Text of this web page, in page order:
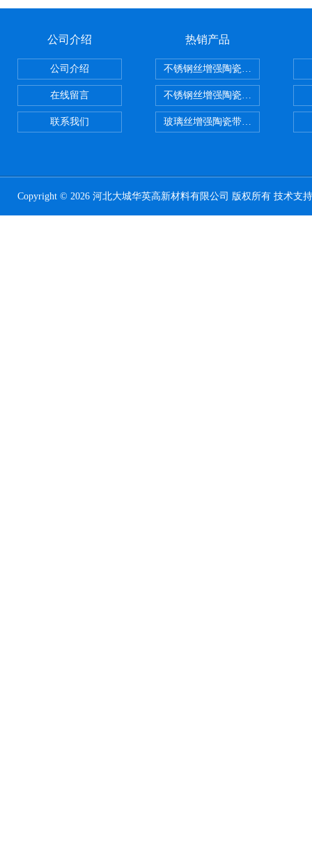
公司介绍
公司介绍
在线留言
联系我们
热销产品
不锈钢丝增强陶瓷纤维布，陶瓷布
不锈钢丝增强陶瓷纤维布应用范围
玻璃丝增强陶瓷带，硅酸铝纤维
Copyright © 2026 河北大城华英高新材料有限公司 版权所有 技术支